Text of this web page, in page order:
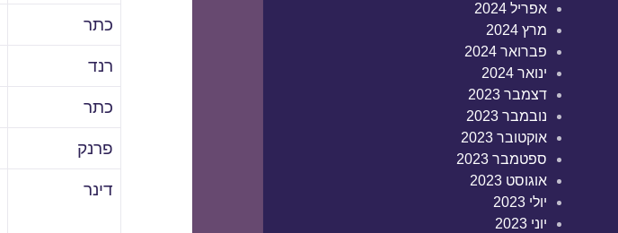
אפריל 2024
מרץ 2024
פברואר 2024
ינואר 2024
דצמבר 2023
נובמבר 2023
אוקטובר 2023
ספטמבר 2023
אוגוסט 2023
יולי 2023
יוני 2023
כתר
רנד
כתר
פרנק
דינר